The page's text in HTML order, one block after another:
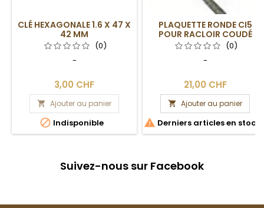
CLÉ HEXAGONALE 1.6 X 47 X
42 MM
(0)
-
3,00 CHF
 Ajouter au panier
 Indisponible
PLAQUETTE RONDE CI5
POUR RACLOIR COUDÉ
EASY WOOD TOOLS
(0)
-
21,00 CHF
 Ajouter au panier
 Derniers articles en stock
Suivez-nous sur Facebook